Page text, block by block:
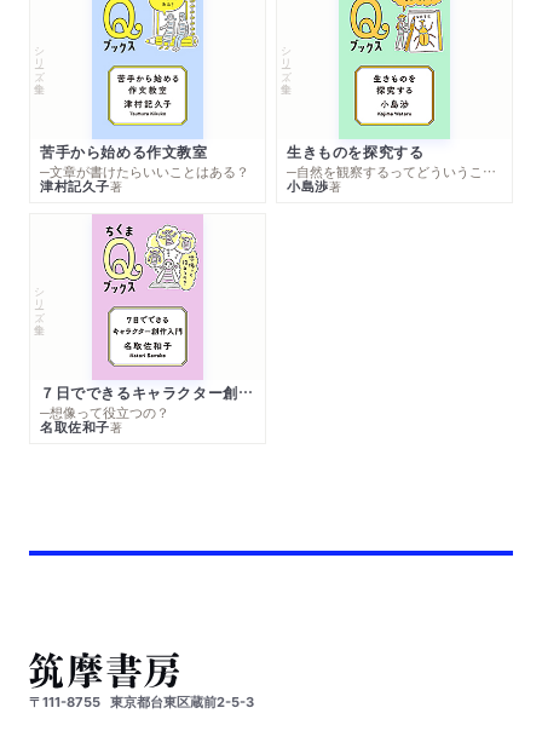
シリーズ・全集
苦手から始める作文教室
─文章が書けたらいいことはある？
津村記久子著
シリーズ・全集
生きものを探究する
─自然を観察するってどういうこと？
小島渉著
シリーズ・全集
７日でできるキャラクター創作入門
─想像って役立つの？
名取佐和子著
〒111-8755 東京都台東区蔵前2-5-3